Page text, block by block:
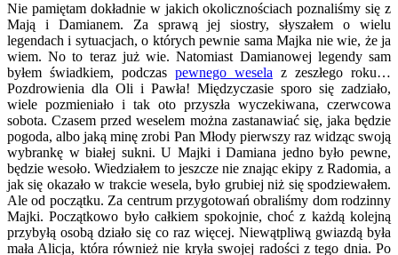
Nie pamiętam dokładnie w jakich okolicznościach poznaliśmy się z
Mają i Damianem. Za sprawą jej siostry, słyszałem o wielu
legendach i sytuacjach, o których pewnie sama Majka nie wie, że ja
wiem. No to teraz już wie. Natomiast Damianowej legendy sam
byłem świadkiem, podczas pewnego wesela z zeszłego roku…
Pozdrowienia dla Oli i Pawła! Międzyczasie sporo się zadziało,
wiele pozmieniało i tak oto przyszła wyczekiwana, czerwcowa
sobota. Czasem przed weselem można zastanawiać się, jaka będzie
pogoda, albo jaką minę zrobi Pan Młody pierwszy raz widząc swoją
wybrankę w białej sukni. U Majki i Damiana jedno było pewne,
będzie wesoło. Wiedziałem to jeszcze nie znając ekipy z Radomia, a
jak się okazało w trakcie wesela, było grubiej niż się spodziewałem.
Ale od początku. Za centrum przygotowań obraliśmy dom rodzinny
Majki. Początkowo było całkiem spokojnie, choć z każdą kolejną
przybyłą osobą działo się co raz więcej. Niewątpliwą gwiazdą była
mała Alicja, która również nie kryła swojej radości z tego dnia. Po